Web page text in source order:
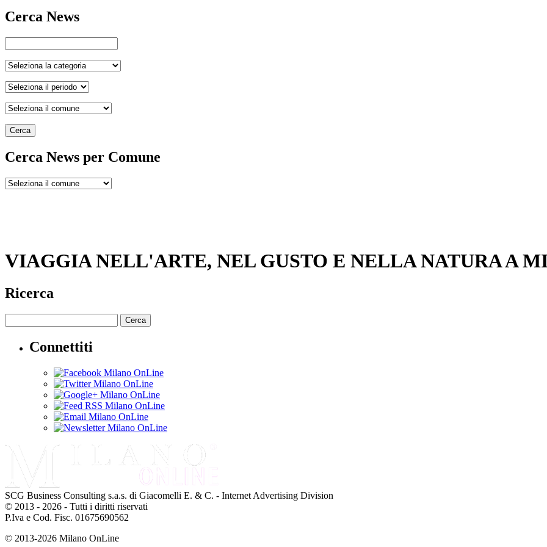
Cerca News
Cerca
Cerca News per Comune
VIAGGIA NELL'ARTE, NEL GUSTO E NELLA NATURA A
Ricerca
Cerca
Connettiti
SCG Business Consulting s.a.s. di Giacomelli E. & C. - Internet Advertising Division
© 2013 - 2026 - Tutti i diritti riservati
P.Iva e Cod. Fisc. 01675690562
© 2013-2026 Milano OnLine